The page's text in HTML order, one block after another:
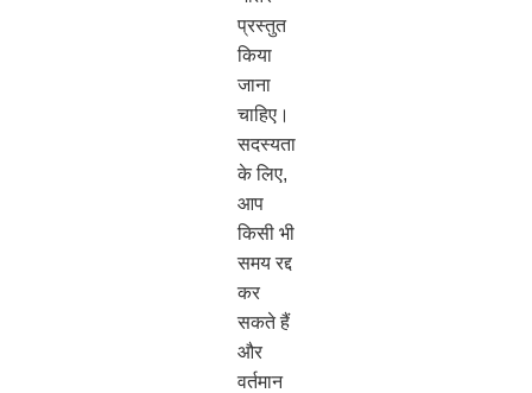
प्रस्तुत
किया
जाना
चाहिए।
सदस्यता
के लिए,
आप
किसी भी
समय रद्द
कर
सकते हैं
और
वर्तमान